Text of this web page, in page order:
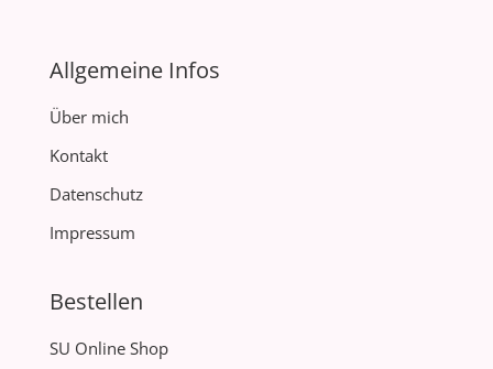
Allgemeine Infos
Über mich
Kontakt
Datenschutz
Impressum
Bestellen
SU Online Shop